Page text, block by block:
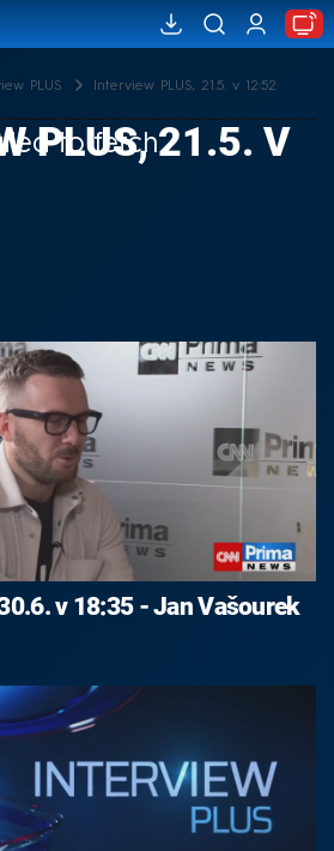
PLUS Interview PLUS, 21.5. v 12:52
to fetch
PLUS, 21.5. V
v 18:35 - Jan Vašourek